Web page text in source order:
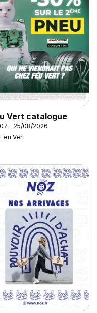
Vert catalogue
- 25/08/2026
Feu Vert